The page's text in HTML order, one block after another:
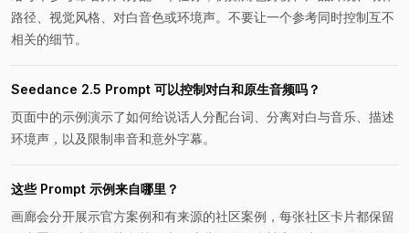
路径、视觉风格、对白音色或环境声。不要让一个参考同时控制互不
相关的细节。
Seedance 2.5 Prompt 可以控制对白和原生音频吗？
页面中的示例演示了如何给说话人分配台词、分离对白与音乐、描述
环境声，以及限制串音和意外字幕。
这些 Prompt 示例来自哪里？
画廊会分开展示官方案例和有来源的社区案例，每张社区卡片都保留